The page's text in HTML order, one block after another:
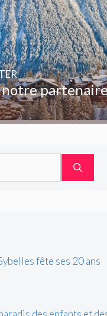
notre
fête ses 20 ans